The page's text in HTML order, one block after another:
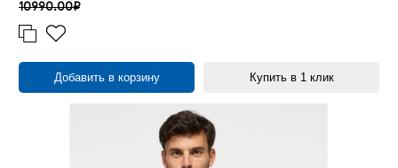
10990.00₽
Добавить в корзину Купить в 1 клик